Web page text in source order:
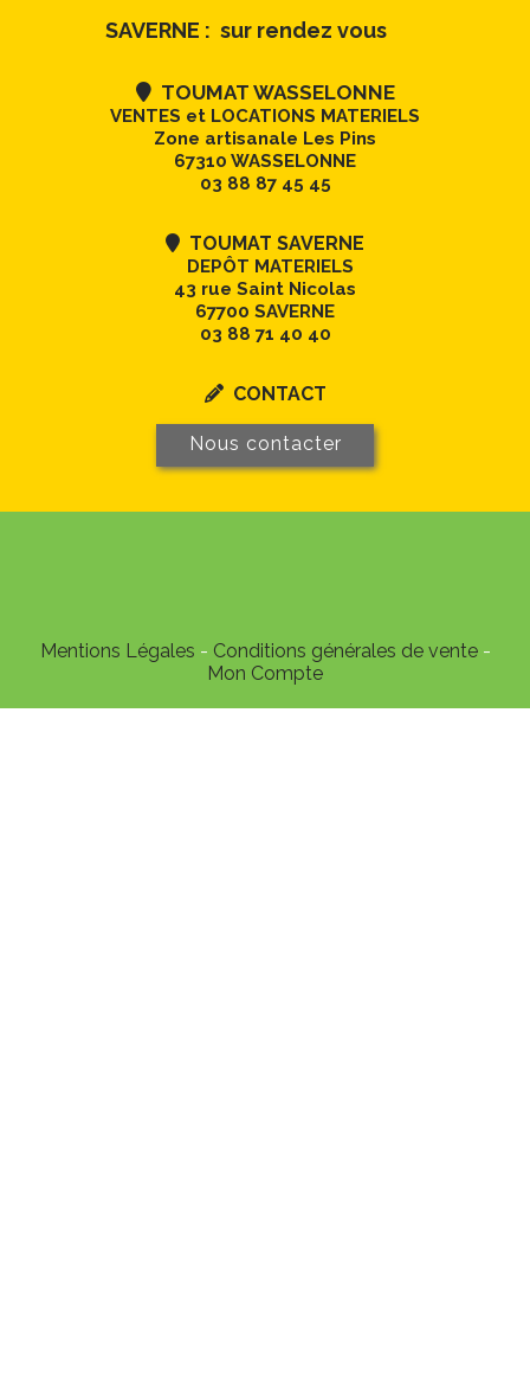
SAVERNE : sur rendez vous
TOUMAT WASSELONNE
VENTES et LOCATIONS MATERIELS
Zone artisanale Les Pins
67310 WASSELONNE
03 88 87 45 45
 TOUMAT SAVERNE
DEPÔT MATERIELS
43 rue Saint Nicolas
67700 SAVERNE
03 88 71 40 40
CONTACT
Nous contacter
Mentions Légales
Conditions générales de vente
Mon Compte